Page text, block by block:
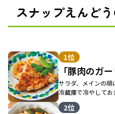
スナップえんど
1位
「豚肉のガ
サラダ、メインの
冷蔵庫で冷やしてお
2位